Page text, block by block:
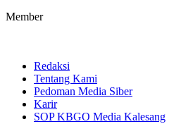
Member
Redaksi
Tentang Kami
Pedoman Media Siber
Karir
SOP KBGO Media Kalesang